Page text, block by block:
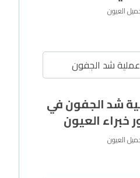
العيون
شد الجفون في
العيون
العيون